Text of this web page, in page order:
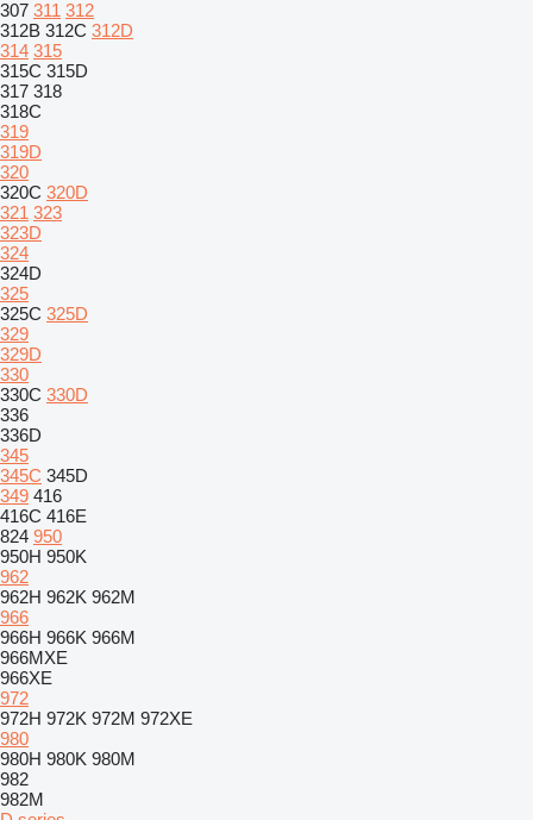
307 311 312
312B 312C 312D
314 315
315C 315D
317 318
318C
319
319D
320
320C 320D
321 323
323D
324
324D
325
325C 325D
329
329D
330
330C 330D
336
336D
345
345C 345D
349 416
416C 416E
824 950
950H 950K
962
962H 962K 962M
966
966H 966K 966M
966MXE
966XE
972
972H 972K 972M 972XE
980
980H 980K 980M
982
982M